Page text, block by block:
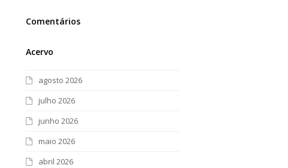
Comentários
Acervo
agosto 2026
julho 2026
junho 2026
maio 2026
abril 2026